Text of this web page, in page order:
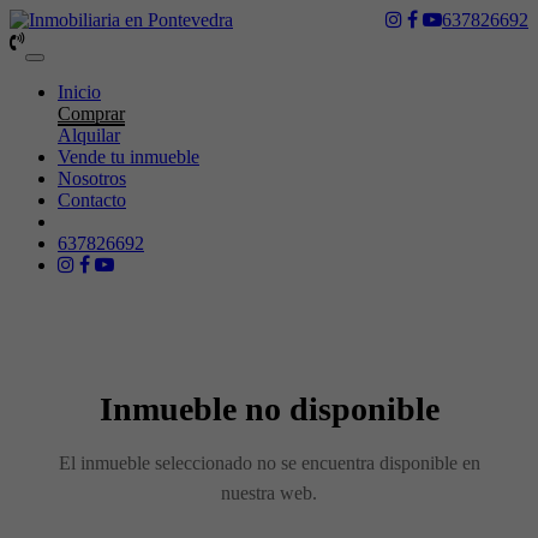
637826692
Toggle
navigation
Inicio
Comprar
Alquilar
Vende tu inmueble
Nosotros
Contacto
637826692
Inmueble no disponible
El inmueble seleccionado no se encuentra disponible en
nuestra web.